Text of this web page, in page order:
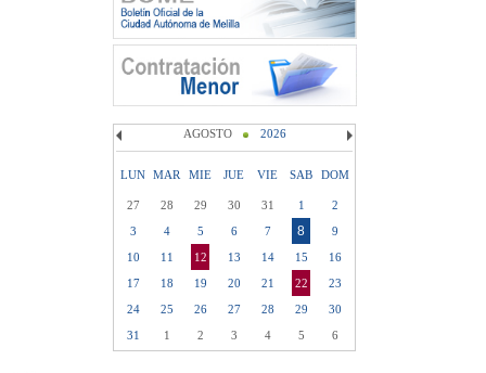
AGOSTO 2026
LUN MAR MIE JUE VIE SAB DOM
27 28 29 30 31 1
2
3
4 5 6 7 8
9
10
11 12 13 14 15
16
17
18 19 20 21 22
23
24
25 26 27 28 29
30
31
1 2 3 4 5 6